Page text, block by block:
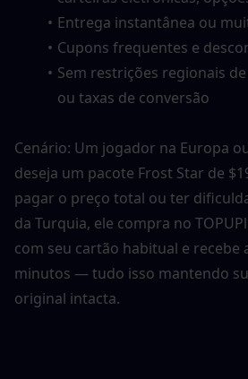
Entrega instantânea ou
Cupons frequentes e
Sem restrições regionais
ou taxas de conversão
Cenário: Um jogador na Europa
deseja um pacote Frost Star de
pagar o preço total ou ter
da Turquia, ele compra no
com seu cartão habitual e recebe
minutos — tudo isso mantendo
original intacta.